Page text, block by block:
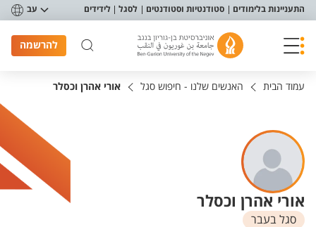
תפריט נגישות
התעניינות בלימודים סטודנטיות וסטודנטים לסגל לידידים עב
להרשמה
עמוד הבית האנשים שלנו - חיפוש סגל אורי אהרן וכסלר
אורי אהרן וכסלר
סגל בעבר